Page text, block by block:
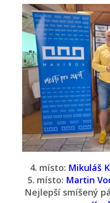
4. místo: Mikuláš
5. místo: Martin
Nejlepší smíšený